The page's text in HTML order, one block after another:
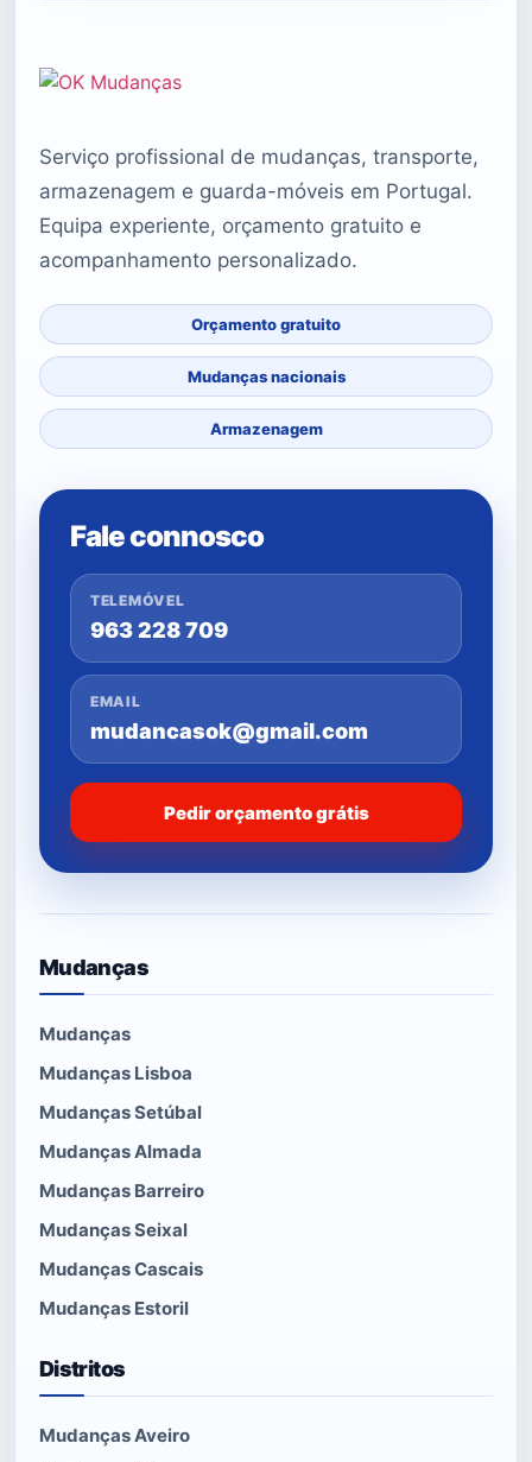
Serviço profissional de mudanças, transporte,
armazenagem e guarda-móveis em Portugal.
Equipa experiente, orçamento gratuito e
acompanhamento personalizado.
Orçamento gratuito
Mudanças nacionais
Armazenagem
Fale connosco
TELEMÓVEL
963 228 709
EMAIL
mudancasok@gmail.com
Pedir orçamento grátis
Mudanças
Mudanças
Mudanças Lisboa
Mudanças Setúbal
Mudanças Almada
Mudanças Barreiro
Mudanças Seixal
Mudanças Cascais
Mudanças Estoril
Distritos
Mudanças Aveiro